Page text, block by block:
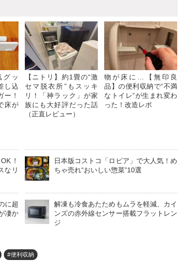
グッ
し込
ー！
床が
【ニトリ】約1畳の“激
セマ脱衣所”もスッキ
リ！「神ラック」が家
族にも大好評だった話
（正直レビュー）
物が床に…【無印良
品】の便利収納で“不満
なトイレ”が生まれ変わ
った！改造レポ
！
なリ
日本版コストコ「ロピア」で大人気！め
ちゃ売れ“おいしい惣菜”10選
に超
凄か
解凍も冷食あたためもムラを軽減、カイ
ンズの赤外線センサー搭載フラットレン
ジ
#便利収納